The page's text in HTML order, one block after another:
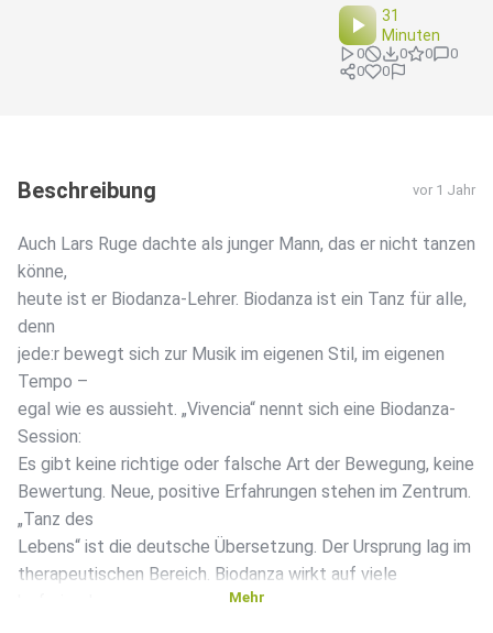
31
Minuten
0 0 0
0
0
0
Beschreibung vor 1 Jahr
Auch Lars Ruge dachte als junger Mann, das er nicht tanzen
könne,
heute ist er Biodanza-Lehrer. Biodanza ist ein Tanz für alle,
denn
jede:r bewegt sich zur Musik im eigenen Stil, im eigenen
Tempo –
egal wie es aussieht. „Vivencia“ nennt sich eine Biodanza-
Session:
Es gibt keine richtige oder falsche Art der Bewegung, keine
Bewertung. Neue, positive Erfahrungen stehen im Zentrum.
„Tanz des
Lebens“ ist die deutsche Übersetzung. Der Ursprung lag im
therapeutischen Bereich. Biodanza wirkt auf viele
Mehr